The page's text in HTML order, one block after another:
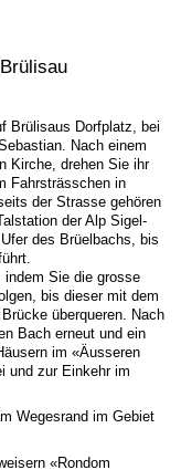
Brülisaus Dorfplatz, bei
Nach einem
Kirche, drehen Sie ihr
Fahrsträsschen in
der Strasse gehören
der Alp Sigel-
des Brüelbachs, bis
Sie die grosse
bis dieser mit dem
überqueren. Nach
Bach erneut und ein
im «Äusseren
und zur Einkehr im
Wegesrand im Gebiet
«Rondom